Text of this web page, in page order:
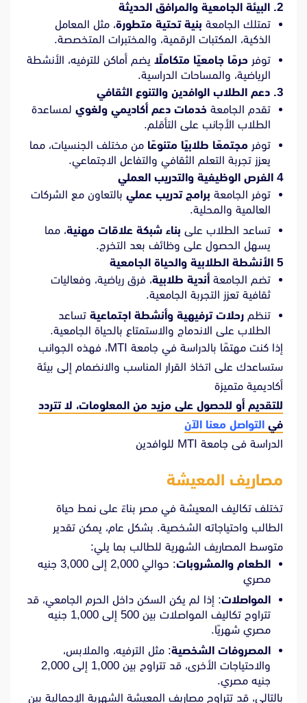
2. البيئة الجامعية والمرافق الحديثة
تمتلك الجامعة بنية تحتية متطورة، مثل المعامل
الذكية، المكتبات الرقمية، والمختبرات المتخصصة.
توفر حرمًا جامعيًا متكاملًا يضم أماكن للترفيه، الأنشطة
الرياضية، والمساحات الدراسية.
3. دعم الطلاب الوافدين والتنوع الثقافي
تقدم الجامعة خدمات دعم أكاديمي ولغوي لمساعدة
الطلاب الأجانب على التأقلم.
توفر مجتمعًا طلابيًا متنوعًا من مختلف الجنسيات، مما
يعزز تجربة التعلم الثقافي والتفاعل الاجتماعي.
4 الفرص الوظيفية والتدريب العملي
توفر الجامعة برامج تدريب عملي بالتعاون مع الشركات
العالمية والمحلية.
تساعد الطلاب على بناء شبكة علاقات مهنية، مما
يسهل الحصول على وظائف بعد التخرج.
5 الأنشطة الطلابية والحياة الجامعية
تضم الجامعة أندية طلابية، فرق رياضية، وفعاليات
ثقافية تعزز التجربة الجامعية.
تنظم رحلات ترفيهية وأنشطة اجتماعية تساعد
الطلاب على الاندماج والاستمتاع بالحياة الجامعية.
إذا كنت مهتمًا بالدراسة في جامعة MTI، فهذه الجوانب
ستساعدك على اتخاذ القرار المناسب والانضمام إلى بيئة
أكاديمية متميزة
للتقديم أو للحصول على مزيد من المعلومات، لا تتردد
في التواصل معنا الآن
الدراسة فى جامعة MTI للوافدين
مصاريف المعيشة
تختلف تكاليف المعيشة في مصر بناءً على نمط حياة
الطالب واحتياجاته الشخصية. بشكل عام، يمكن تقدير
متوسط المصاريف الشهرية للطالب بما يلي:
الطعام والمشروبات:
حوالي 2,000 إلى 3,000 جنيه
مصري
المواصلات: إذا لم يكن السكن داخل الحرم الجامعي، قد
تتراوح تكاليف المواصلات بين 500 إلى 1,000 جنيه
مصري شهريًا.
المصروفات الشخصية: مثل الترفيه، والملابس،
والاحتياجات الأخرى، قد تتراوح بين 1,000 إلى 2,000
جنيه مصري.
بالتالي، قد تتراوح مصاريف المعيشة الشهرية الإجمالية بين